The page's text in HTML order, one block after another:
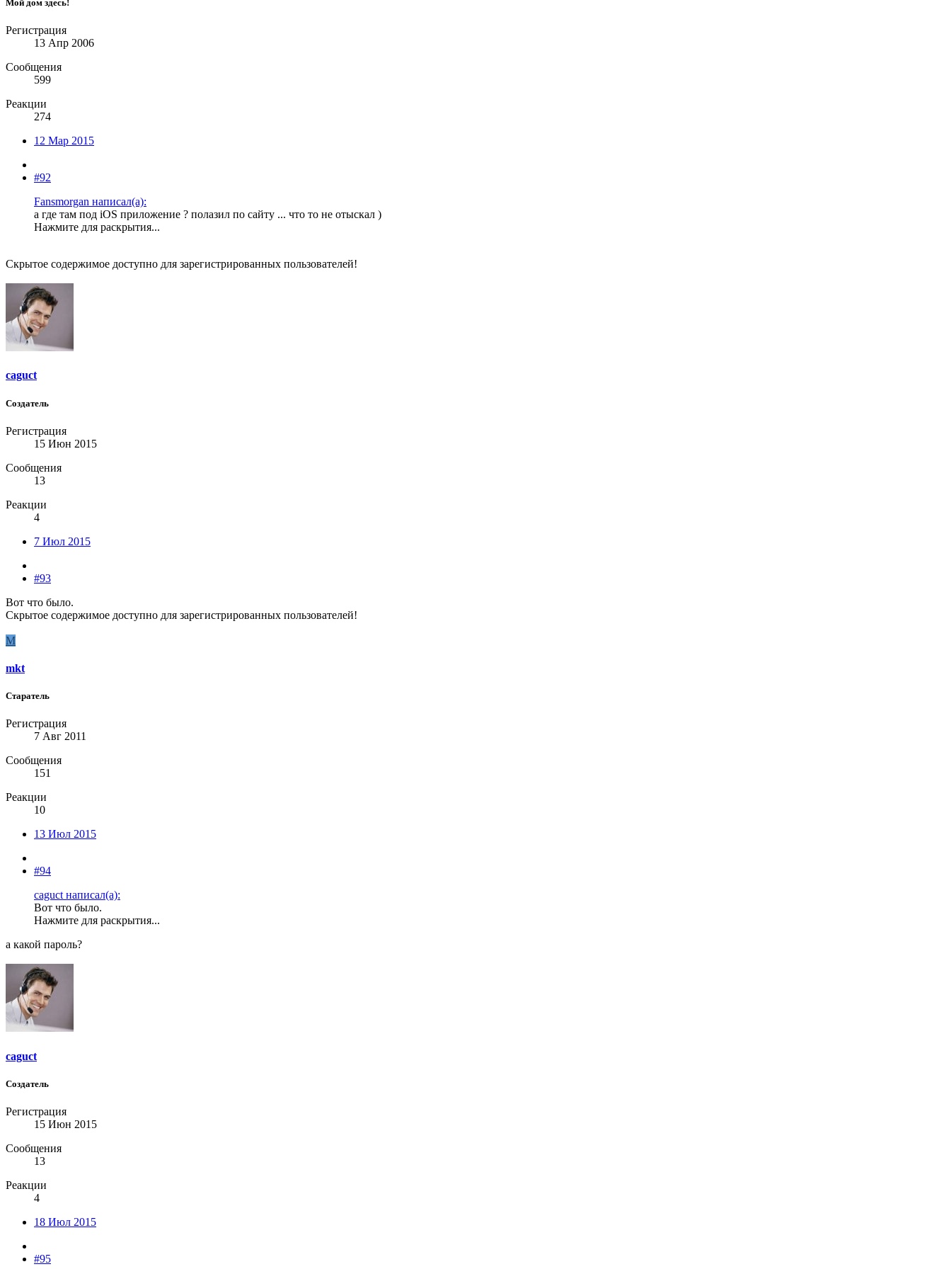
Мой дом здесь!
Регистрация
13 Апр 2006
Сообщения
599
Реакции
274
12 Мар 2015
#92
Fansmorgan написал(а):
а где там под iOS приложение ? полазил по сайту ... что то не отыскал )
Нажмите для раскрытия...
Скрытое содержимое доступно для зарегистрированных пользователей!
caguct
Создатель
Регистрация
15 Июн 2015
Сообщения
13
Реакции
4
7 Июл 2015
#93
Вот что было.
Скрытое содержимое доступно для зарегистрированных пользователей!
M
mkt
Старатель
Регистрация
7 Авг 2011
Сообщения
151
Реакции
10
13 Июл 2015
#94
caguct написал(а):
Вот что было.
Нажмите для раскрытия...
а какой пароль?
caguct
Создатель
Регистрация
15 Июн 2015
Сообщения
13
Реакции
4
18 Июл 2015
#95